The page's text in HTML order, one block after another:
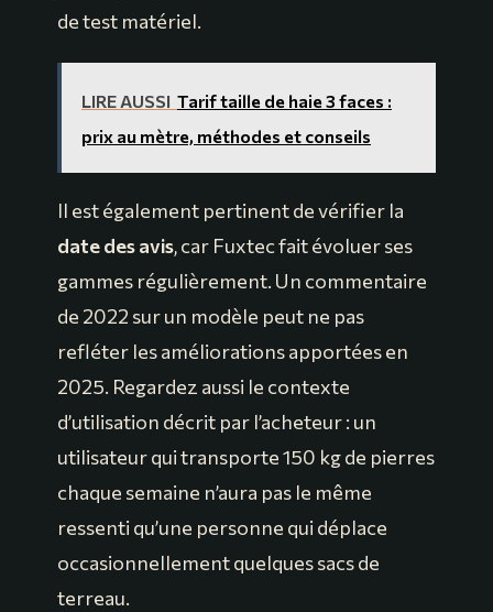
de test matériel.
LIRE AUSSI Tarif taille de haie 3 faces :
prix au mètre, méthodes et conseils
Il est également pertinent de vérifier la
date des avis, car Fuxtec fait évoluer ses
gammes régulièrement. Un commentaire
de 2022 sur un modèle peut ne pas
refléter les améliorations apportées en
2025. Regardez aussi le contexte
d’utilisation décrit par l’acheteur : un
utilisateur qui transporte 150 kg de pierres
chaque semaine n’aura pas le même
ressenti qu’une personne qui déplace
occasionnellement quelques sacs de
terreau.